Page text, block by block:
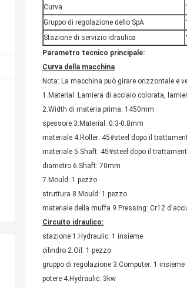
Curva
1
Gruppo di regolazione dello SpA
1
Stazione di servizio idraulica
1
Parametro tecnico principale:
Curva della macchina
Nota: La macchina può girare orizzontale e
1.Material: Lamiera di acciaio colorata,
2.Width di materia prima: 1450mm
spessore 3.Material: 0.3-0.8mm
materiale 4.Roller: 45#steel dopo il
materiale 5.Shaft: 45#steel dopo il
diametro 6.Shaft: 70mm
7.Mould: 1 pezzo
struttura 8.Mould: 1 pezzo
materiale della muffa 9.Pressing: Cr12
Circuito idraulico:
stazione 1.Hydraulic: 1 insieme
cilindro 2.Oil: 1 pezzo
gruppo di regolazione 3.Computer: 1 insieme
potere 4.Hydraulic: 3kw